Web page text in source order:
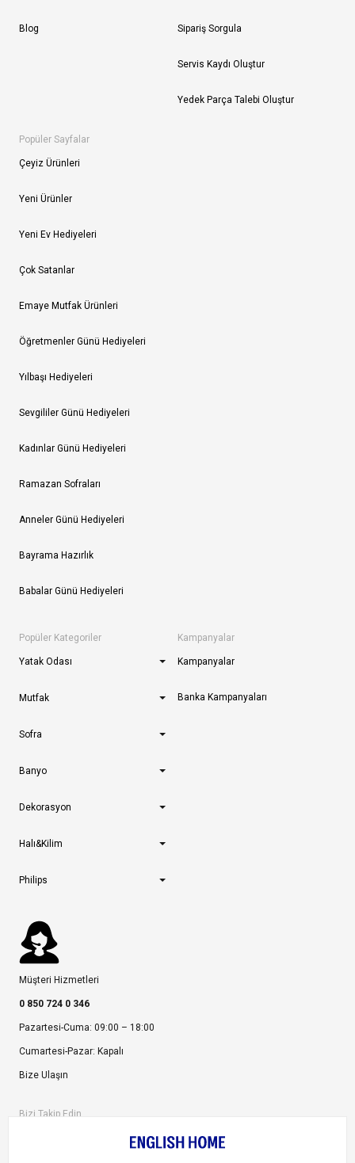
Blog Sipariş Sorgula
Servis Kaydı Oluştur
Yedek Parça Talebi Oluştur
Popüler Sayfalar
Çeyiz Ürünleri
Yeni Ürünler
Yeni Ev Hediyeleri
Çok Satanlar
Emaye Mutfak Ürünleri
Öğretmenler Günü Hediyeleri
Yılbaşı Hediyeleri
Sevgililer Günü Hediyeleri
Kadınlar Günü Hediyeleri
Ramazan Sofraları
Anneler Günü Hediyeleri
Bayrama Hazırlık
Babalar Günü Hediyeleri
Popüler Kategoriler
Yatak Odası
Mutfak
Sofra
Banyo
Dekorasyon
Halı&Kilim
Philips
Kampanyalar
Kampanyalar
Banka Kampanyaları
Müşteri Hizmetleri
0 850 724 0 346
Pazartesi-Cuma: 09:00 – 18:00
Cumartesi-Pazar: Kapalı
Bize Ulaşın
Bizi Takip Edin